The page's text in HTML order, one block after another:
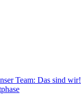
Team: Das sind wir!